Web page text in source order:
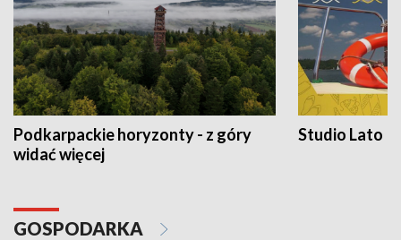
Podkarpackie horyzonty - z góry
widać więcej
Studio Lato
GOSPODARKA